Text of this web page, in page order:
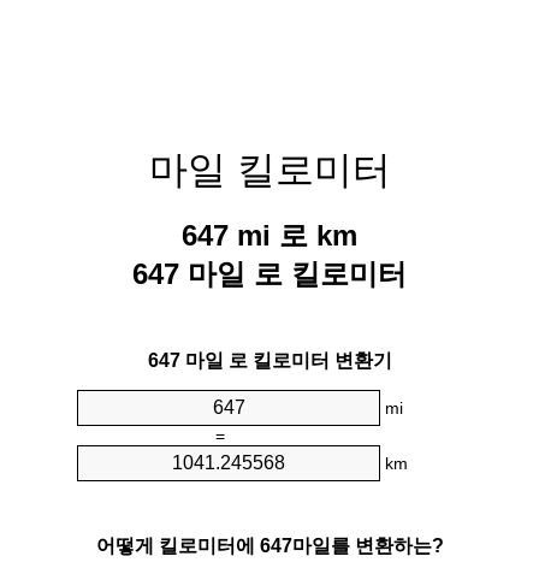
마일 킬로미터
647 mi 로 km
647 마일 로 킬로미터
647 마일 로 킬로미터 변환기
mi
=
km
어떻게 킬로미터에 647마일를 변환하는?